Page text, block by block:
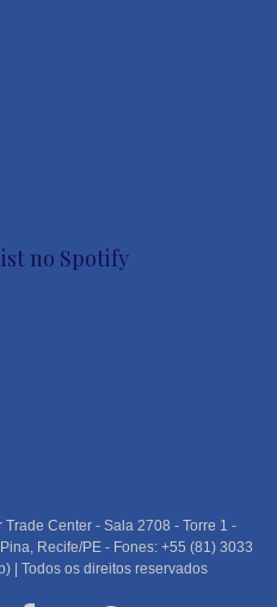
no Spotify
Center - Sala 2708 - Torre 1 -
Recife/PE - Fones: +55 (81) 3033
| Todos os direitos reservados